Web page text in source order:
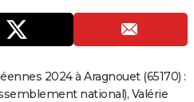
2024 à Aragnouet (65170) :
national), Valérie